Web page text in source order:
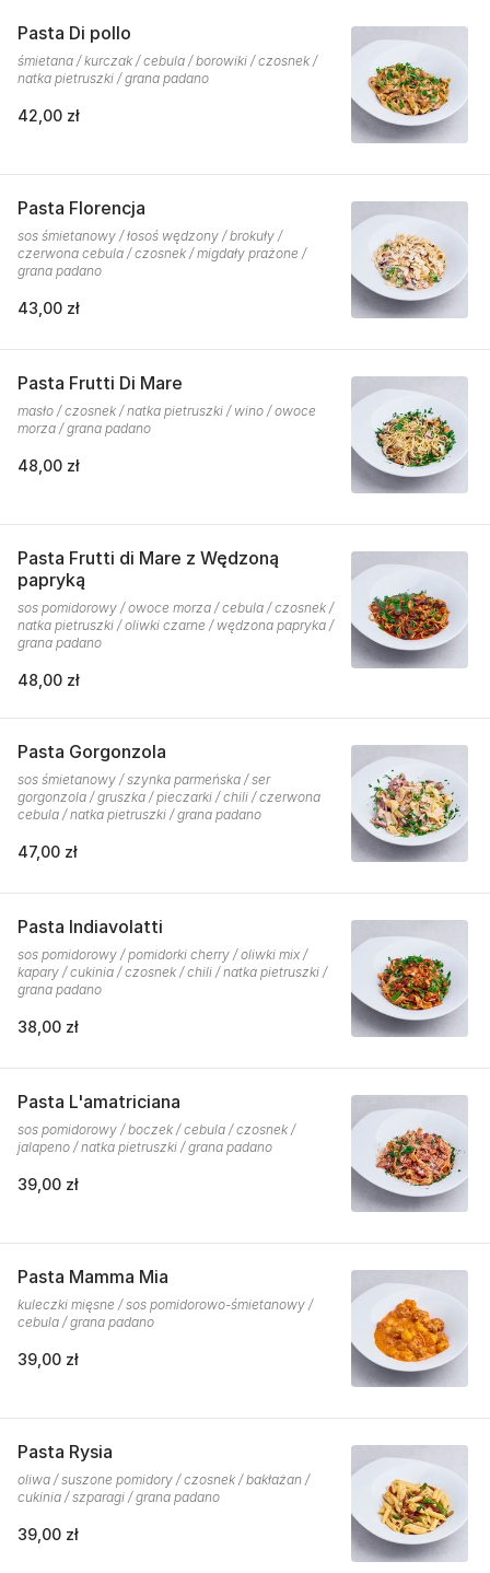
Pasta Di pollo
śmietana / kurczak / cebula / borowiki / czosnek /
natka pietruszki / grana padano
42,00 zł
Pasta Florencja
sos śmietanowy / łosoś wędzony / brokuły /
czerwona cebula / czosnek / migdały prażone /
grana padano
43,00 zł
Pasta Frutti Di Mare
masło / czosnek / natka pietruszki / wino / owoce
morza / grana padano
48,00 zł
Pasta Frutti di Mare z Wędzoną
papryką
sos pomidorowy / owoce morza / cebula / czosnek /
natka pietruszki / oliwki czarne / wędzona papryka /
grana padano
48,00 zł
Pasta Gorgonzola
sos śmietanowy / szynka parmeńska / ser
gorgonzola / gruszka / pieczarki / chili / czerwona
cebula / natka pietruszki / grana padano
47,00 zł
Pasta Indiavolatti
sos pomidorowy / pomidorki cherry / oliwki mix /
kapary / cukinia / czosnek / chili / natka pietruszki /
grana padano
38,00 zł
Pasta L'amatriciana
sos pomidorowy / boczek / cebula / czosnek /
jalapeno / natka pietruszki / grana padano
39,00 zł
Pasta Mamma Mia
kuleczki mięsne / sos pomidorowo-śmietanowy /
cebula / grana padano
39,00 zł
Pasta Rysia
oliwa / suszone pomidory / czosnek / bakłażan /
cukinia / szparagi / grana padano
39,00 zł